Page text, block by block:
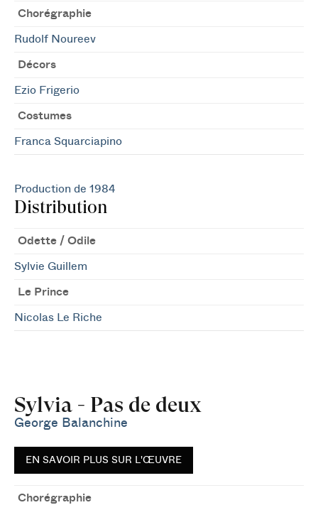
Chorégraphie
Rudolf Noureev
Décors
Ezio Frigerio
Costumes
Franca Squarciapino
Production de 1984
Distribution
Odette / Odile
Sylvie Guillem
Le Prince
Nicolas Le Riche
Sylvia - Pas de deux
George Balanchine
EN SAVOIR PLUS SUR L'ŒUVRE
Chorégraphie